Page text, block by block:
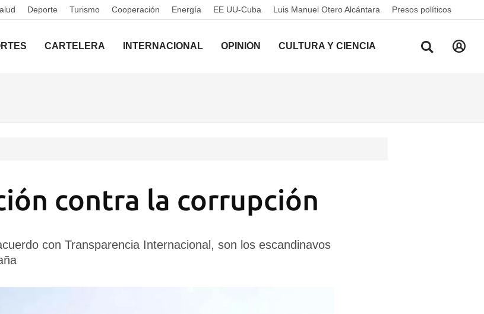
Deporte Turismo Cooperación Energía EE UU-Cuba Luis Manuel Otero Alcántara Presos políticos
CARTELERA INTERNACIONAL OPINIÓN CULTURA Y CIENCIA
contra la corrupción
con Transparencia Internacional, son los escandinavos